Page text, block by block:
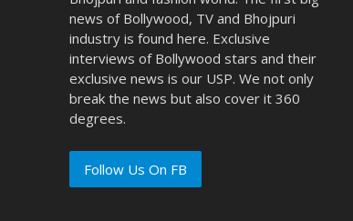
news of Bollywood, TV and Bhojpuri
industry is found here. Exclusive
interviews of Bollywood stars and their
exclusive news is our USP. We not only
break the news but also cover it 360
degrees.
Follow Us On FB